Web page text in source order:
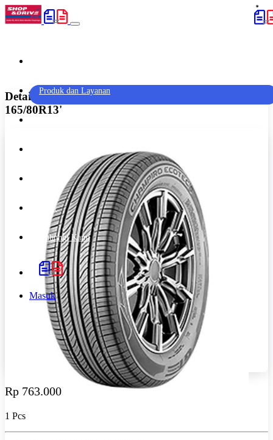
Produk dan Layanan
Karir
Hubungi Kami
Masuk
Detail Produk 'GT Radial Champiro Ecotec -
165/80R13'
Rp 763.000
1 Pcs